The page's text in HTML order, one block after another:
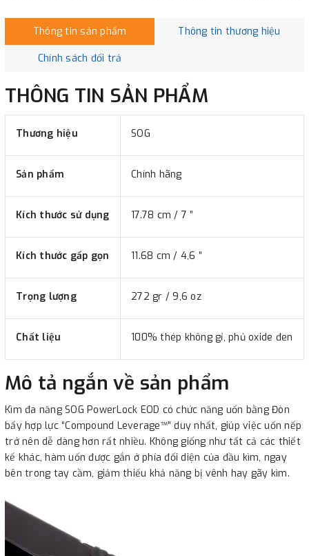
Thông tin sản phẩm Thông tin thương hiệu
Chính sách đổi trả
THÔNG TIN SẢN PHẨM
Thương hiệu SOG
Sản phẩm Chính hãng
Kích thước sử dụng 17.78 cm / 7 ”
Kích thước gấp gọn 11.68 cm / 4,6 ”
Trọng lượng 272 gr / 9,6 oz
Chất liệu 100% thép không gỉ, phủ oxide đen
Mô tả ngắn về sản phẩm
Kìm đa năng SOG PowerLock EOD có chức năng uốn bằng Đòn
bẩy hợp lực “Compound Leverage™” duy nhất, giúp việc uốn nếp
trở nên dễ dàng hơn rất nhiều. Không giống như tất cả các thiết
kế khác, hàm uốn được gắn ở phía đối diện của đầu kìm, ngay
bên trong tay cầm, giảm thiểu khả năng bị vênh hay gãy kìm.